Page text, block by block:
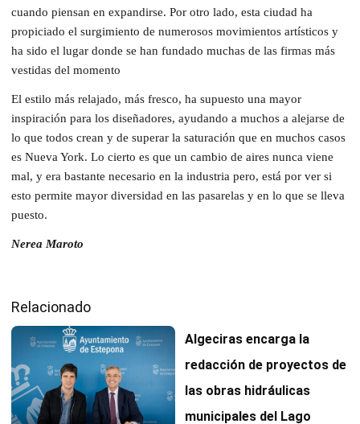
cuando piensan en expandirse. Por otro lado, esta ciudad ha
propiciado el surgimiento de numerosos movimientos artísticos y
ha sido el lugar donde se han fundado muchas de las firmas más
vestidas del momento
El estilo más relajado, más fresco, ha supuesto una mayor
inspiración para los diseñadores, ayudando a muchos a alejarse de
lo que todos crean y de superar la saturación que en muchos casos
es Nueva York. Lo cierto es que un cambio de aires nunca viene
mal, y era bastante necesario en la industria pero, está por ver si
esto permite mayor diversidad en las pasarelas y en lo que se lleva
puesto.
Nerea Maroto
Relacionado
Algeciras encarga la
redacción de proyectos de
las obras hidráulicas
municipales del Lago